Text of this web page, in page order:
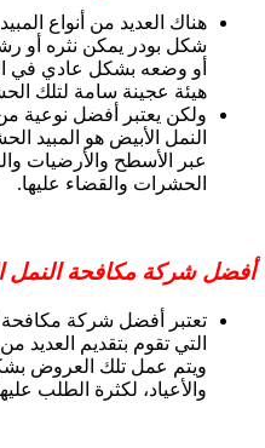
هناك العديد من أنواع
شكل بودر يمكن نثره أو
أو وضعه بشكل عادي في
هيئة عجينة سامة لتلك
ولكن يعتبر أفضل نوعية
النمل الأبيض هو المبيد
عبر الأسطح والأرضيات
الحشرات والقضاء عليها.
أفضل شركة مكافحة النمل
تعتبر أفضل شركة مكافحة
التي تقوم بتقديم العديد
ويتم عمل تلك العروض
والأعياد، لكثرة الطلب